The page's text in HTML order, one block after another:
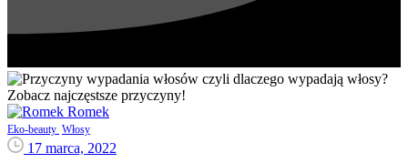
Romek
Eko-beauty Włosy
17 marca, 2022